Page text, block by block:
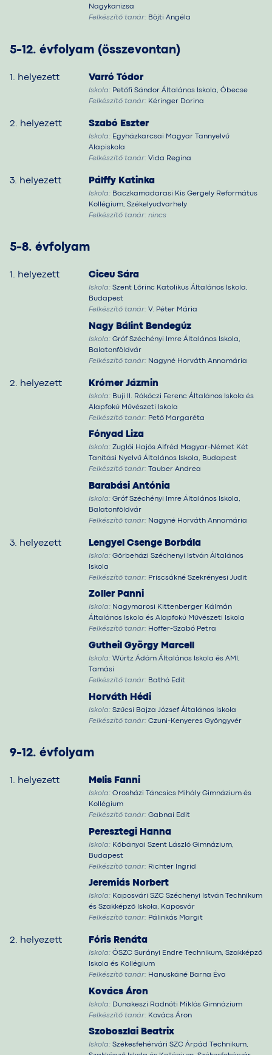
Nagykanizsa
Felkészítő tanár: Böjti Angéla
5-12. évfolyam (összevontan)
1. helyezett Varró Tódor
Iskola: Petőfi Sándor Általános Iskola, Óbecse
Felkészítő tanár: Kéringer Dorina
2. helyezett Szabó Eszter
Iskola: Egyházkarcsai Magyar Tannyelvű
Alapiskola
Felkészítő tanár: Vida Regina
3. helyezett Pálffy Katinka
Iskola: Baczkamadarasi Kis Gergely Református
Kollégium, Székelyudvarhely
Felkészítő tanár: nincs
5-8. évfolyam
1. helyezett Ciceu Sára
Iskola: Szent Lőrinc Katolikus Általános Iskola,
Budapest
Felkészítő tanár: V. Péter Mária
Nagy Bálint Bendegúz
Iskola: Gróf Széchényi Imre Általános Iskola,
Balatonföldvár
Felkészítő tanár: Nagyné Horváth Annamária
2. helyezett Krómer Jázmin
Iskola: Buji II. Rákóczi Ferenc Általános Iskola és
Alapfokú Művészeti Iskola
Felkészítő tanár: Pető Margaréta
Fónyad Liza
Iskola: Zuglói Hajós Alfréd Magyar-Német Két
Tanítási Nyelvű Általános Iskola, Budapest
Felkészítő tanár: Tauber Andrea
Barabási Antónia
Iskola: Gróf Széchényi Imre Általános Iskola,
Balatonföldvár
Felkészítő tanár: Nagyné Horváth Annamária
3. helyezett Lengyel Csenge Borbála
Iskola: Görbeházi Széchenyi István Általános
Iskola
Felkészítő tanár: Priscsákné Szekrényesi Judit
Zoller Panni
Iskola: Nagymarosi Kittenberger Kálmán
Általános Iskola és Alapfokú Művészeti Iskola
Felkészítő tanár: Hoffer-Szabó Petra
Gutheil György Marcell
Iskola: Würtz Ádám Általános Iskola és AMI,
Tamási
Felkészítő tanár: Bathó Edit
Horváth Hédi
Iskola: Szűcsi Bajza József Általános Iskola
Felkészítő tanár: Czuni-Kenyeres Gyöngyvér
9-12. évfolyam
1. helyezett Melis Fanni
Iskola: Orosházi Táncsics Mihály Gimnázium és
Kollégium
Felkészítő tanár: Gabnai Edit
Peresztegi Hanna
Iskola: Kőbányai Szent László Gimnázium,
Budapest
Felkészítő tanár: Richter Ingrid
Jeremiás Norbert
Iskola: Kaposvári SZC Széchenyi István Technikum
és Szakképző Iskola, Kaposvár
Felkészítő tanár: Pálinkás Margit
2. helyezett Fóris Renáta
Iskola: ÓSZC Surányi Endre Technikum, Szakképző
Iskola és Kollégium
Felkészítő tanár: Hanuskáné Barna Éva
Kovács Áron
Iskola: Dunakeszi Radnóti Miklós Gimnázium
Felkészítő tanár: Kovács Áron
Szoboszlai Beatrix
Iskola: Székesfehérvári SZC Árpád Technikum,